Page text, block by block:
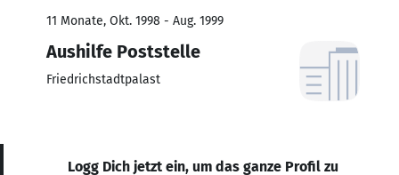
11 Monate, Okt. 1998 - Aug. 1999
Aushilfe Poststelle
Friedrichstadtpalast
Logg Dich jetzt ein, um das ganze Profil zu